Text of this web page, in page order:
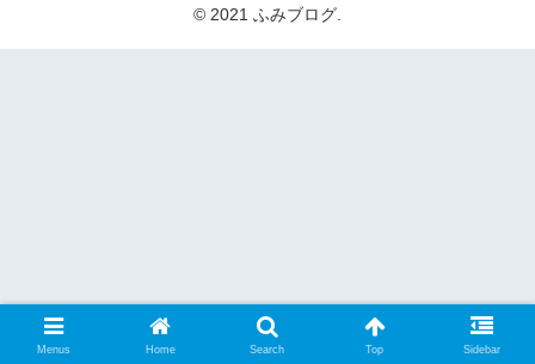
© 2021 ふみブログ.
Menus Home Search Top Sidebar